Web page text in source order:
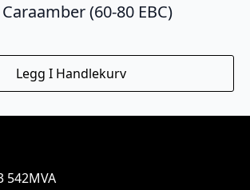
(60-80 EBC)
Legg I Handlekurv
542MVA